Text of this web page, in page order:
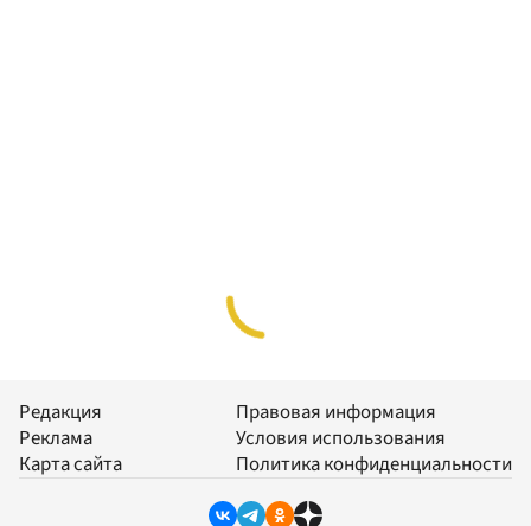
Редакция
Реклама
Карта сайта
Правовая информация
Условия использования
Политика конфиденциальности